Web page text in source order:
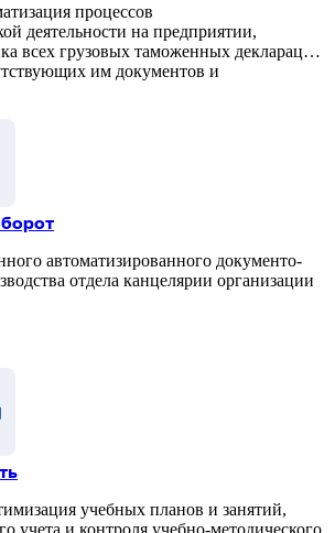
процессов
деятельности на предприятии,
всех грузовых таможенных деклараций
им документов и
автоматизированного документо-
отдела канцелярии организации
учебных планов и занятий,
учета и контроля учебно-методического